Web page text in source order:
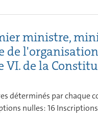
ministre,
de
VI. de la
déterminés par chaque
nulles: 16